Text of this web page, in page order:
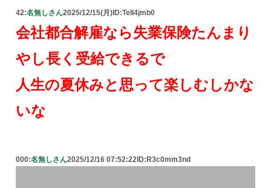
42:名無しさん2025/12/15(月) ID:TeIl4jmb0
会社都合解雇なら失業保険たんまり
やし長く受給できるで
人生の夏休みと思って楽しむしかな
いな
000:名無しさん2025/12/16 07:52:22 ID:R3c0mm3nd